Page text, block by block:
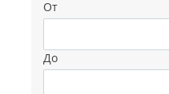
От
До